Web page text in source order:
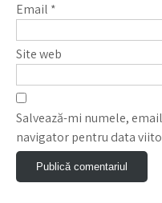
Email *
Site web
Salvează-mi numele,
navigator pentru data